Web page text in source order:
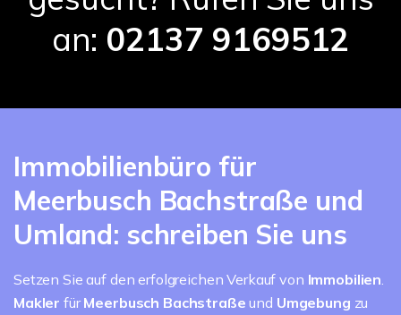
an: 02137 9169512
Immobilienbüro für
Meerbusch Bachstraße und
Umland: schreiben Sie uns
Setzen Sie auf den erfolgreichen Verkauf von Immobilien
Makler fürMeerbusch Bachstraßeund Umgebung zu